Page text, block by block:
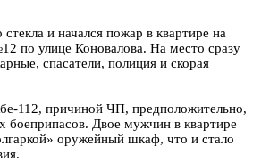
и начался пожар в квартире на
по улице Коновалова. На место сразу
спасатели, полиция и скорая
112, причиной ЧП, предположительно,
боеприпасов. Двое мужчин в квартире
оружейный шкаф, что и стало